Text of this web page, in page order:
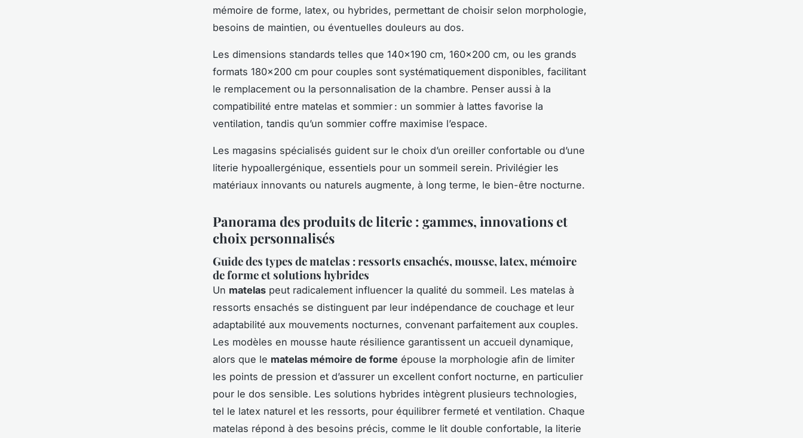
mémoire de forme, latex, ou hybrides, permettant de choisir selon morphologie,
besoins de maintien, ou éventuelles douleurs au dos.
Les dimensions standards telles que 140x190 cm, 160x200 cm, ou les grands
formats 180x200 cm pour couples sont systématiquement disponibles, facilitant
le remplacement ou la personnalisation de la chambre. Penser aussi à la
compatibilité entre matelas et sommier : un sommier à lattes favorise la
ventilation, tandis qu’un sommier coffre maximise l’espace.
Les magasins spécialisés guident sur le choix d’un oreiller confortable ou d’une
literie hypoallergénique, essentiels pour un sommeil serein. Privilégier les
matériaux innovants ou naturels augmente, à long terme, le bien-être nocturne.
Panorama des produits de literie : gammes, innovations et
choix personnalisés
Guide des types de matelas : ressorts ensachés, mousse, latex, mémoire
de forme et solutions hybrides
Un matelas peut radicalement influencer la qualité du sommeil. Les matelas à
ressorts ensachés se distinguent par leur indépendance de couchage et leur
adaptabilité aux mouvements nocturnes, convenant parfaitement aux couples.
Les modèles en mousse haute résilience garantissent un accueil dynamique,
alors que le matelas mémoire de forme épouse la morphologie afin de limiter
les points de pression et d’assurer un excellent confort nocturne, en particulier
pour le dos sensible. Les solutions hybrides intègrent plusieurs technologies,
tel le latex naturel et les ressorts, pour équilibrer fermeté et ventilation. Chaque
matelas répond à des besoins précis, comme le lit double confortable, la literie